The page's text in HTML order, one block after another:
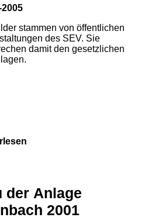
2005
stammen von öffentlichen
des SEV. Sie
damit den gesetzlichen
der Anlage
2001